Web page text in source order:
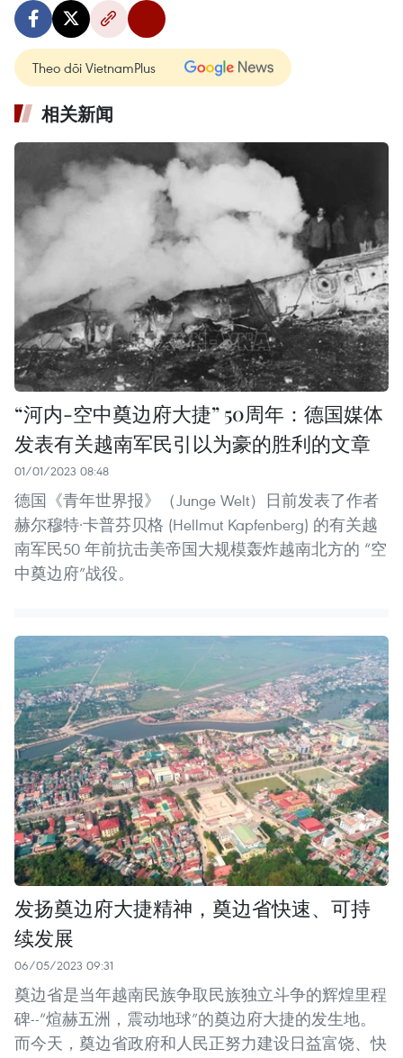
Theo dõi VietnamPlus
相关新闻
“河内-空中奠边府大捷” 50周年：德国媒体
发表有关越南军民引以为豪的胜利的文章
01/01/2023 08:48
德国《青年世界报》（Junge Welt）日前发表了作者
赫尔穆特·卡普芬贝格 (Hellmut Kapfenberg) 的有关越
南军民50 年前抗击美帝国大规模轰炸越南北方的 “空
中奠边府”战役。
发扬奠边府大捷精神，奠边省快速、可持
续发展
06/05/2023 09:31
奠边省是当年越南民族争取民族独立斗争的辉煌里程
碑--“煊赫五洲，震动地球”的奠边府大捷的发生地。
而今天，奠边省政府和人民正努力建设日益富饶、快